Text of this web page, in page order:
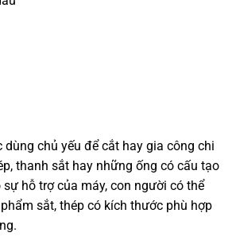
chủ yếu để cắt hay gia công chi
thanh sắt hay những ống có cấu tạo
hỗ trợ của máy, con người có thể
sắt, thép có kích thước phù hợp